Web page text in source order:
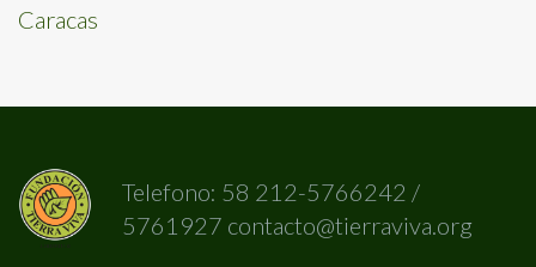
Caracas
Telefono: 58 212-5766242 /
5761927 contacto@tierraviva.org